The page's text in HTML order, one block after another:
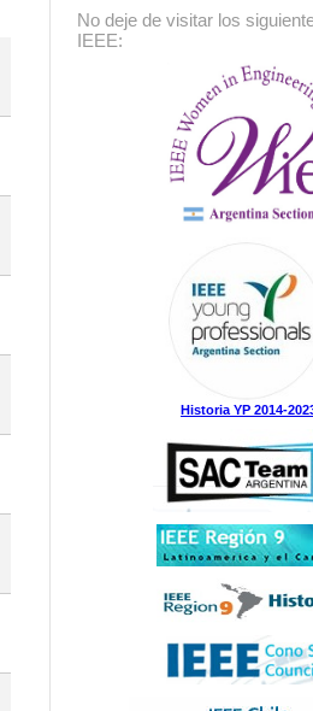
La palabra a buscar debe contener al menos 3
Buscar:
No deje de visitar los
IEEE:
Historia YP 2014-